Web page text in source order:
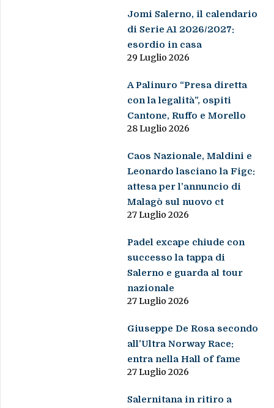
Jomi Salerno, il calendario
di Serie A1 2026/2027:
esordio in casa
29 Luglio 2026
A Palinuro “Presa diretta
con la legalità”, ospiti
Cantone, Ruffo e Morello
28 Luglio 2026
Caos Nazionale, Maldini e
Leonardo lasciano la Figc:
attesa per l’annuncio di
Malagò sul nuovo ct
27 Luglio 2026
Padel excape chiude con
successo la tappa di
Salerno e guarda al tour
nazionale
27 Luglio 2026
Giuseppe De Rosa secondo
all’Ultra Norway Race:
entra nella Hall of fame
27 Luglio 2026
Salernitana in ritiro a